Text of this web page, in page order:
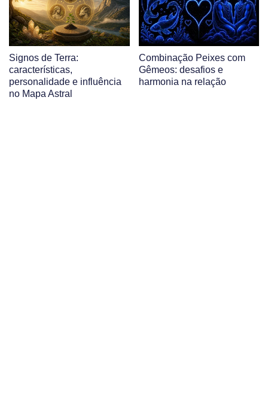
Signos de Terra:
características,
personalidade e influência
no Mapa Astral
Combinação Peixes com
Gêmeos: desafios e
harmonia na relação